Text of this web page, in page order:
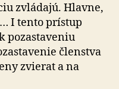
zvládajú. Hlavne,
I tento prístup
pozastaveniu
členstva
zvierat a na